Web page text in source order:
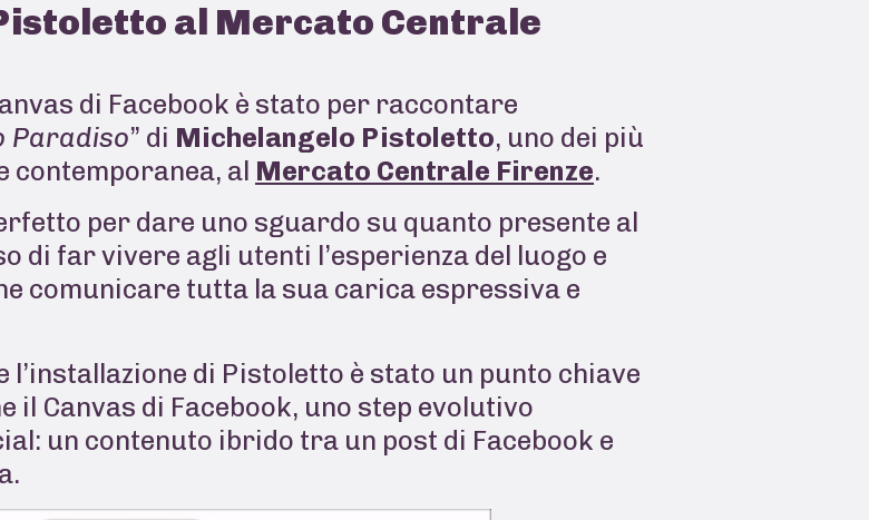
al Mercato Centrale
di Facebook è stato per raccontare
Paradiso” di Michelangelo Pistoletto, uno dei più
contemporanea, al Mercato Centrale Firenze.
per dare uno sguardo su quanto presente al
di far vivere agli utenti l’esperienza del luogo e
comunicare tutta la sua carica espressiva e
l’installazione di Pistoletto è stato un punto chiave
il Canvas di Facebook, uno step evolutivo
un contenuto ibrido tra un post di Facebook e